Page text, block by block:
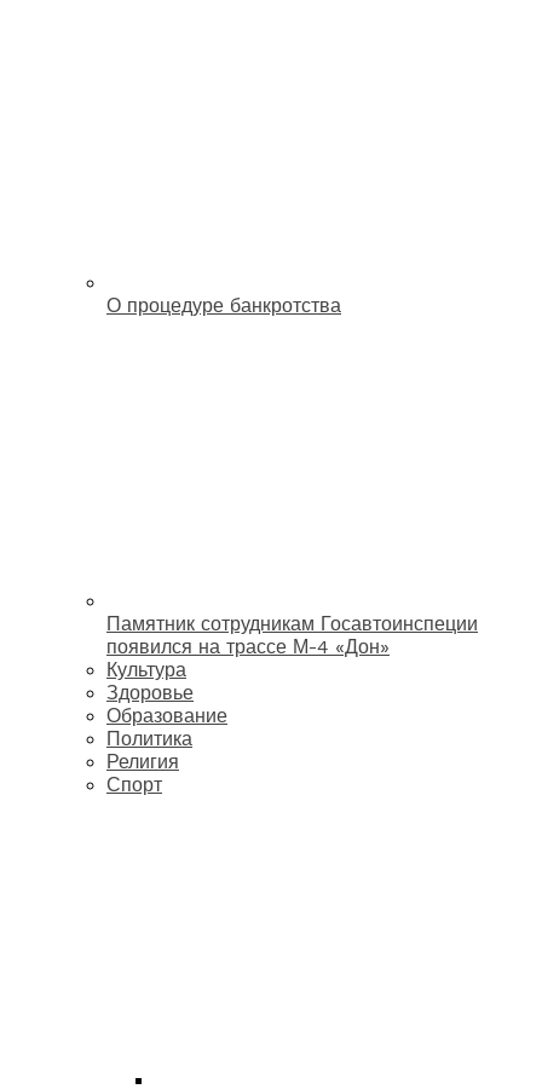
О процедуре банкротства
Памятник сотрудникам Госавтоинспеции
появился на трассе М-4 «Дон»
Культура
Здоровье
Образование
Политика
Религия
Спорт